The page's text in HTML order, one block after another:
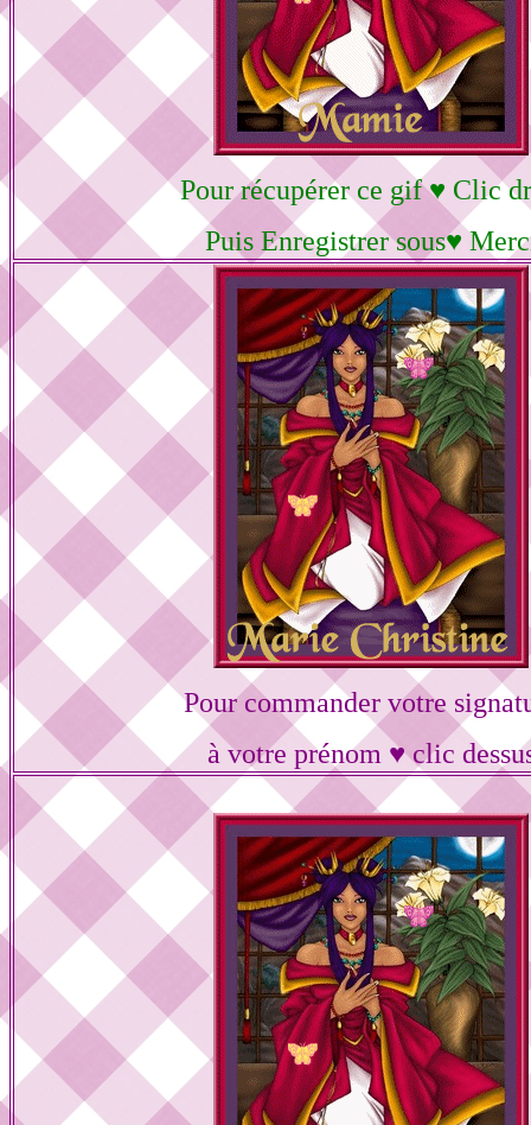
Pour récupérer ce gif ♥ Clic
Puis Enregistrer sous♥
Pour commander votre
à votre prénom ♥ clic